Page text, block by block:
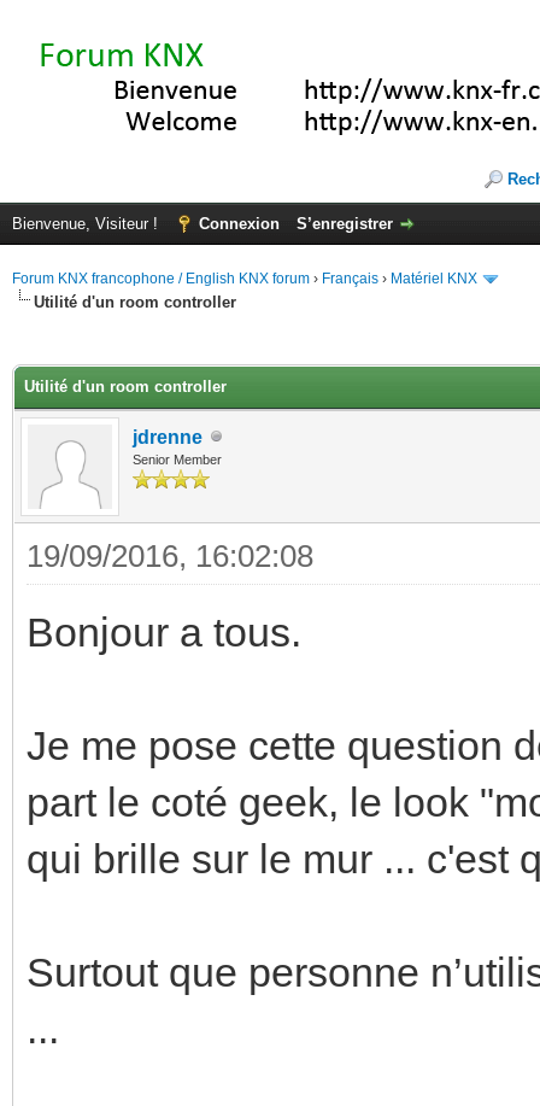
Bienvenue, Visiteur ! Connexion S’enregistrer
Forum KNX francophone / English KNX forum › Français › Matériel KNX
Utilité d'un room controller
Utilité d'un room controller
jdrenne
Senior Member
19/09/2016, 16:02:08
Bonjour a tous.
Je me pose cette question
part le coté geek, le look
qui brille sur le mur ... c'est
Surtout que personne
...